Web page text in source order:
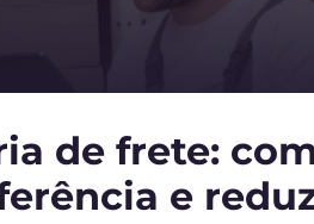
de frete:
e